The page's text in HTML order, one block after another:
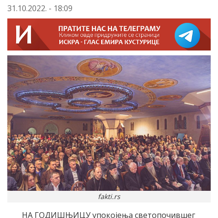
31.10.2022. - 18:09
fakti.rs
НА ГОДИШЊИЦУ упокојења светопочившег